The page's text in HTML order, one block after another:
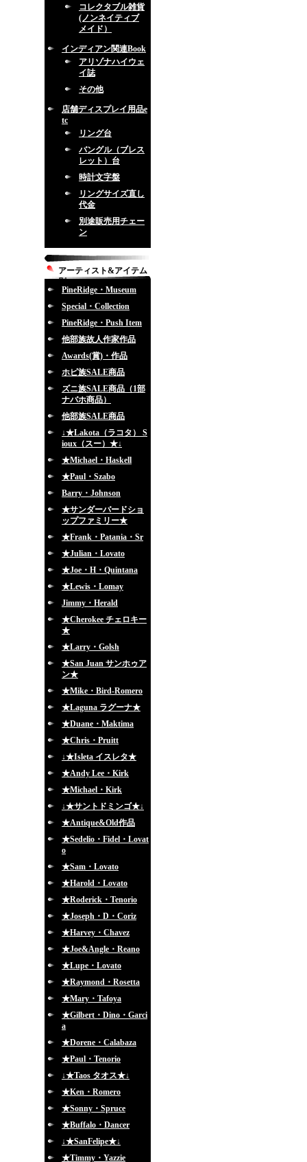
コレクタブル雑貨
(ノンネイティブ
メイド）
インディアン関連Book
アリゾナハイウェ
イ誌
その他
店舗ディスプレイ用品e
tc
リング台
バングル（ブレス
レット）台
時計文字盤
リングサイズ直し
代金
別途販売用チェー
ン
アーティスト&アイテム
別
PineRidge・Museum
Special・Collection
PineRidge・Push Item
他部族故人作家作品
Awards(賞)・作品
ホピ族SALE商品
ズニ族SALE商品（1部
ナバホ商品）
他部族SALE商品
↓★Lakota（ラコタ） S
ioux（スー）★↓
★Michael・Haskell
★Paul・Szabo
Barry・Johnson
★サンダーバードショ
ップファミリー★
★Frank・Patania・Sr
★Julian・Lovato
★Joe・H・Quintana
★Lewis・Lomay
Jimmy・Herald
★Cherokee チェロキー
★
★Larry・Golsh
★San Juan サンホゥア
ン★
★Mike・Bird-Romero
★Laguna ラグーナ★
★Duane・Maktima
★Chris・Pruitt
↓★Isleta イスレタ★
★Andy Lee・Kirk
★Michael・Kirk
↓★サントドミンゴ★↓
★Antique&Old作品
★Sedelio・Fidel・Lovat
o
★Sam・Lovato
★Harold・Lovato
★Roderick・Tenorio
★Joseph・D・Coriz
★Harvey・Chavez
★Joe&Angle・Reano
★Lupe・Lovato
★Raymond・Rosetta
★Mary・Tafoya
★Gilbert・Dino・Garci
a
★Dorene・Calabaza
★Paul・Tenorio
↓★Taos タオス★↓
★Ken・Romero
★Sonny・Spruce
★Buffalo・Dancer
↓★SanFelipe★↓
★Timmy・Yazzie